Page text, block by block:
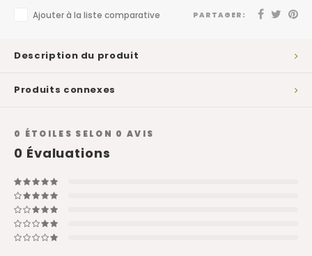
Ajouter à la liste comparative PARTAGER:
Description du produit
Produits connexes
0 ÉTOILES SELON 0 AVIS
0 Évaluations